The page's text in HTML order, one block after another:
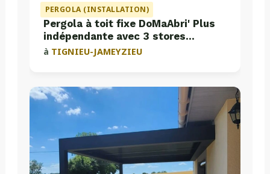
PERGOLA (INSTALLATION)
Pergola à toit fixe DoMaAbri' Plus
indépendante avec 3 stores
intégrés
à TIGNIEU-JAMEYZIEU